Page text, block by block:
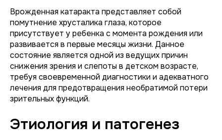
Врожденная катаракта представляет собой
помутнение хрусталика глаза, которое
присутствует у ребенка с момента рождения или
развивается в первые месяцы жизни. Данное
состояние является одной из ведущих причин
снижения зрения и слепоты в детском возрасте,
требуя своевременной диагностики и адекватного
лечения для предотвращения необратимой потери
зрительных функций.
Этиология и патогенез